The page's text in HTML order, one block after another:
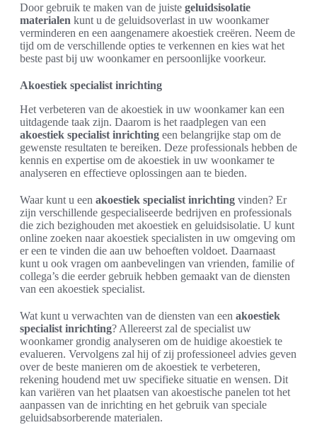
Door gebruik te maken van de juiste geluidsisolatie
materialen kunt u de geluidsoverlast in uw woonkamer
verminderen en een aangenamere akoestiek creëren. Neem de
tijd om de verschillende opties te verkennen en kies wat het
beste past bij uw woonkamer en persoonlijke voorkeur.
Akoestiek specialist inrichting
Het verbeteren van de akoestiek in uw woonkamer kan een
uitdagende taak zijn. Daarom is het raadplegen van een
akoestiek specialist inrichting een belangrijke stap om de
gewenste resultaten te bereiken. Deze professionals hebben de
kennis en expertise om de akoestiek in uw woonkamer te
analyseren en effectieve oplossingen aan te bieden.
Waar kunt u een akoestiek specialist inrichting vinden? Er
zijn verschillende gespecialiseerde bedrijven en professionals
die zich bezighouden met akoestiek en geluidsisolatie. U kunt
online zoeken naar akoestiek specialisten in uw omgeving om
er een te vinden die aan uw behoeften voldoet. Daarnaast
kunt u ook vragen om aanbevelingen van vrienden, familie of
collega’s die eerder gebruik hebben gemaakt van de diensten
van een akoestiek specialist.
Wat kunt u verwachten van de diensten van een akoestiek
specialist inrichting? Allereerst zal de specialist uw
woonkamer grondig analyseren om de huidige akoestiek te
evalueren. Vervolgens zal hij of zij professioneel advies geven
over de beste manieren om de akoestiek te verbeteren,
rekening houdend met uw specifieke situatie en wensen. Dit
kan variëren van het plaatsen van akoestische panelen tot het
aanpassen van de inrichting en het gebruik van speciale
geluidsabsorberende materialen.